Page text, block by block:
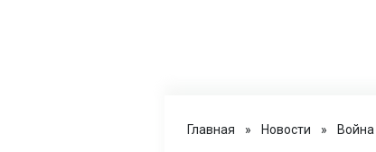
Главная » Новости »